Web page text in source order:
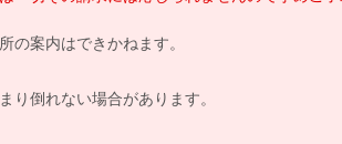
の案内はできかねます。
り倒れない場合があります。